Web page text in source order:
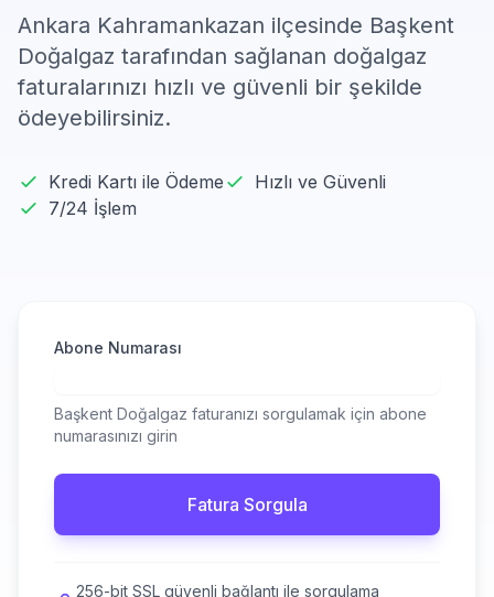
Ankara Kahramankazan ilçesinde Başkent
Doğalgaz tarafından sağlanan doğalgaz
faturalarınızı hızlı ve güvenli bir şekilde
ödeyebilirsiniz.
Kredi Kartı ile Ödeme
Hızlı ve Güvenli
7/24 İşlem
Abone Numarası
Başkent Doğalgaz faturanızı sorgulamak için abone
numarasınızı girin
Fatura Sorgula
256-bit SSL güvenli bağlantı ile sorgulama